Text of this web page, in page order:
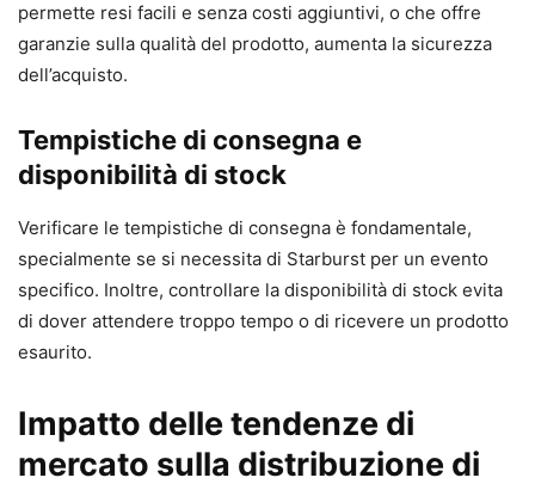
permette resi facili e senza costi aggiuntivi, o che offre
garanzie sulla qualità del prodotto, aumenta la sicurezza
dell’acquisto.
Tempistiche di consegna e
disponibilità di stock
Verificare le tempistiche di consegna è fondamentale,
specialmente se si necessita di Starburst per un evento
specifico. Inoltre, controllare la disponibilità di stock evita
di dover attendere troppo tempo o di ricevere un prodotto
esaurito.
Impatto delle tendenze di
mercato sulla distribuzione di